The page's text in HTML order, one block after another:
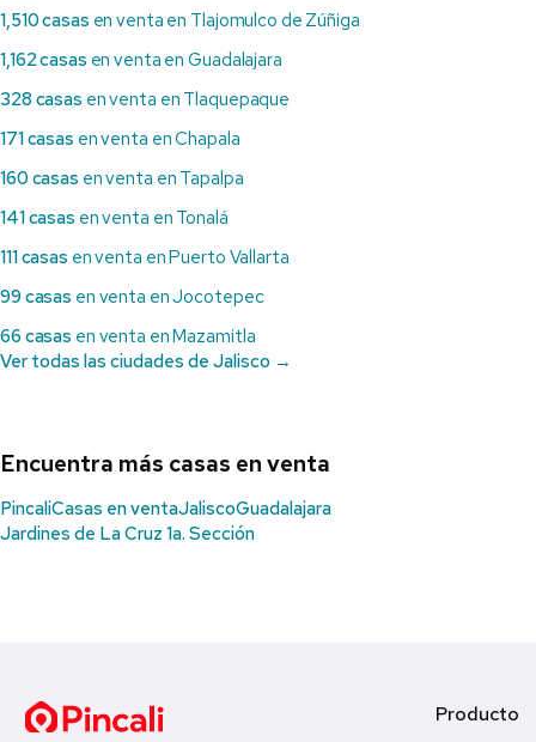
1,510 casas en venta en Tlajomulco de Zúñiga
1,162 casas en venta en Guadalajara
328 casas en venta en Tlaquepaque
171 casas en venta en Chapala
160 casas en venta en Tapalpa
141 casas en venta en Tonalá
111 casas en venta en Puerto Vallarta
99 casas en venta en Jocotepec
66 casas en venta en Mazamitla
Ver todas las ciudades de Jalisco →
Encuentra más casas en venta
PincaliCasas en ventaJaliscoGuadalajara
Jardines de La Cruz 1a. Sección
Producto